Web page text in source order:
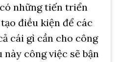
những tiến triển
điều kiện để các
cái gì cần cho công
công việc sẽ bận